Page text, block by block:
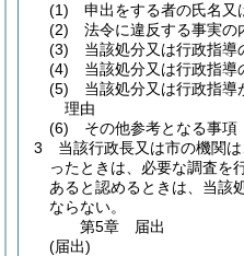
(1)
申出をする者の氏名又
(2)
法令に違反する事実の
(3)
当該処分又は行政指導
(4)
当該処分又は行政指
(5)
当該処分又は行政指導
理由
(6)
その他参考となる事項
3
当該行政長又は市の機関は
ったときは、必要な調査を
あると認めるときは、当該
ならない。
第5章
届出
(届出)